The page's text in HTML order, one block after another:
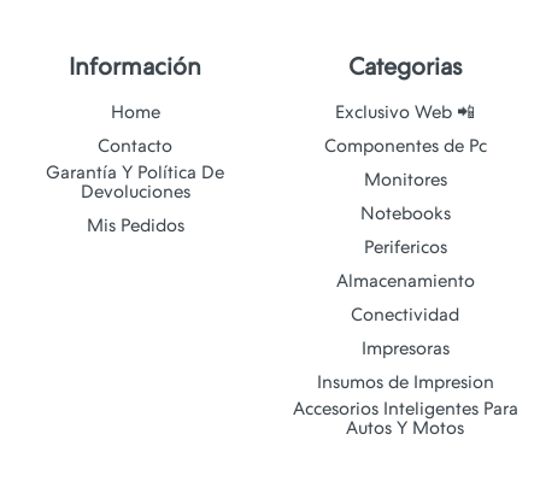
Información
Home
Contacto
Garantía Y Política De
Devoluciones
Mis Pedidos
Categorias
Exclusivo Web 📲
Componentes de Pc
Monitores
Notebooks
Perifericos
Almacenamiento
Conectividad
Impresoras
Insumos de Impresion
Accesorios Inteligentes Para
Autos Y Motos